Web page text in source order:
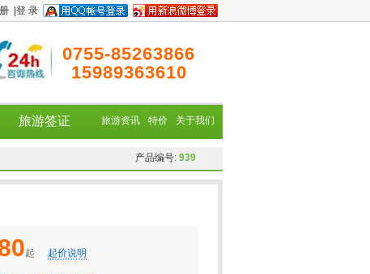
登 录
0755-85263866
15989363610
旅游签证 关于我们
特价
旅游资讯
产品编号: 939
起 起价说明